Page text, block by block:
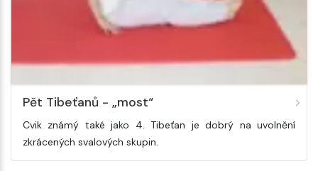
Pět Tibeťanů - „most“
Cvik známý také jako 4. Tibeťan je dobrý na uvolnění
zkrácených svalových skupin.